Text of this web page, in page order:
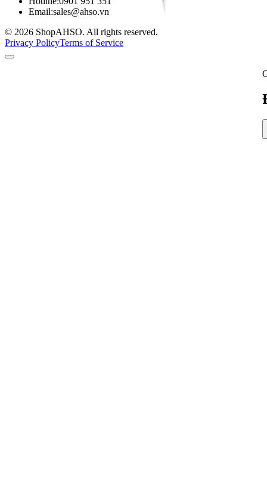
Email:sales@ahso.vn
© 2026 ShopAHSO. All rights reserved.
Privacy PolicyTerms of Service